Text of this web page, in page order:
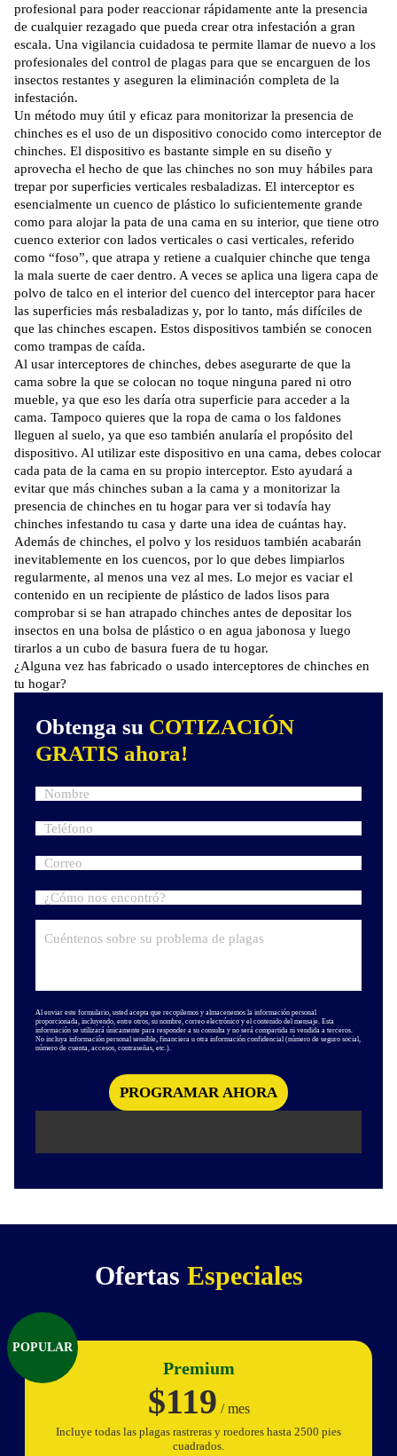
profesional para poder reaccionar rápidamente ante la presencia
de cualquier rezagado que pueda crear otra infestación a gran
escala. Una vigilancia cuidadosa te permite llamar de nuevo a los
profesionales del control de plagas para que se encarguen de los
insectos restantes y aseguren la eliminación completa de la
infestación.
Un método muy útil y eficaz para monitorizar la presencia de
chinches es el uso de un dispositivo conocido como interceptor de
chinches. El dispositivo es bastante simple en su diseño y
aprovecha el hecho de que las chinches no son muy hábiles para
trepar por superficies verticales resbaladizas. El interceptor es
esencialmente un cuenco de plástico lo suficientemente grande
como para alojar la pata de una cama en su interior, que tiene otro
cuenco exterior con lados verticales o casi verticales, referido
como “foso”, que atrapa y retiene a cualquier chinche que tenga
la mala suerte de caer dentro. A veces se aplica una ligera capa de
polvo de talco en el interior del cuenco del interceptor para hacer
las superficies más resbaladizas y, por lo tanto, más difíciles de
que las chinches escapen. Estos dispositivos también se conocen
como trampas de caída.
Al usar interceptores de chinches, debes asegurarte de que la
cama sobre la que se colocan no toque ninguna pared ni otro
mueble, ya que eso les daría otra superficie para acceder a la
cama. Tampoco quieres que la ropa de cama o los faldones
lleguen al suelo, ya que eso también anularía el propósito del
dispositivo. Al utilizar este dispositivo en una cama, debes colocar
cada pata de la cama en su propio interceptor. Esto ayudará a
evitar que más chinches suban a la cama y a monitorizar la
presencia de chinches en tu hogar para ver si todavía hay
chinches infestando tu casa y darte una idea de cuántas hay.
Además de chinches, el polvo y los residuos también acabarán
inevitablemente en los cuencos, por lo que debes limpiarlos
regularmente, al menos una vez al mes. Lo mejor es vaciar el
contenido en un recipiente de plástico de lados lisos para
comprobar si se han atrapado chinches antes de depositar los
insectos en una bolsa de plástico o en agua jabonosa y luego
tirarlos a un cubo de basura fuera de tu hogar.
¿Alguna vez has fabricado o usado interceptores de chinches en
tu hogar?
Obtenga su COTIZACIÓN
GRATIS ahora!
Al enviar este formulario, usted acepta que recopilemos y almacenemos la información personal
proporcionada, incluyendo, entre otros, su nombre, correo electrónico y el contenido del mensaje. Esta
información se utilizará únicamente para responder a su consulta y no será compartida ni vendida a terceros.
No incluya información personal sensible, financiera u otra información confidencial (número de seguro social,
número de cuenta, accesos, contraseñas, etc.).
Ofertas Especiales
POPULAR
Premium
$119 / mes
Incluye todas las plagas rastreras y roedores hasta 2500 pies
cuadrados.